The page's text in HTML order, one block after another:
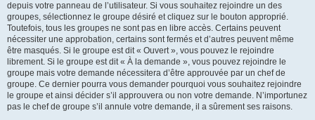
depuis votre panneau de l’utilisateur. Si vous souhaitez rejoindre un des
groupes, sélectionnez le groupe désiré et cliquez sur le bouton approprié.
Toutefois, tous les groupes ne sont pas en libre accès. Certains peuvent
nécessiter une approbation, certains sont fermés et d’autres peuvent même
être masqués. Si le groupe est dit « Ouvert », vous pouvez le rejoindre
librement. Si le groupe est dit « À la demande », vous pouvez rejoindre le
groupe mais votre demande nécessitera d’être approuvée par un chef de
groupe. Ce dernier pourra vous demander pourquoi vous souhaitez rejoindre
le groupe et ainsi décider s’il approuvera ou non votre demande. N’importunez
pas le chef de groupe s’il annule votre demande, il a sûrement ses raisons.